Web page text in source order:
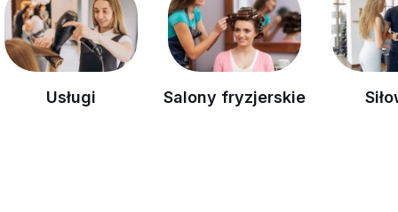
Usługi Salony fryzjerskie Siłownie